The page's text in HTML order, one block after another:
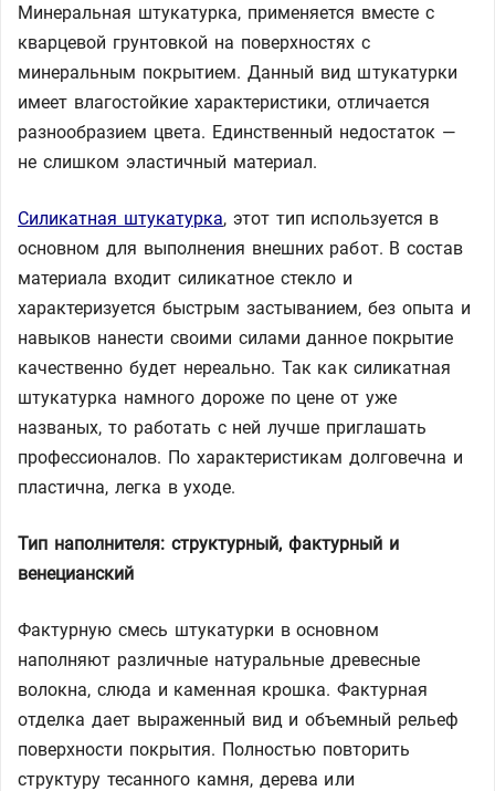
Минеральная штукатурка, применяется вместе с
кварцевой грунтовкой на поверхностях с
минеральным покрытием. Данный вид штукатурки
имеет влагостойкие характеристики, отличается
разнообразием цвета. Единственный недостаток —
не слишком эластичный материал.
Силикатная штукатурка, этот тип используется в
основном для выполнения внешних работ. В состав
материала входит силикатное стекло и
характеризуется быстрым застыванием, без опыта и
навыков нанести своими силами данное покрытие
качественно будет нереально. Так как силикатная
штукатурка намного дороже по цене от уже
названых, то работать с ней лучше приглашать
профессионалов. По характеристикам долговечна и
пластична, легка в уходе.
Тип наполнителя: структурный, фактурный и
венецианский
Фактурную смесь штукатурки в основном
наполняют различные натуральные древесные
волокна, слюда и каменная крошка. Фактурная
отделка дает выраженный вид и объемный рельеф
поверхности покрытия. Полностью повторить
структуру тесанного камня, дерева или